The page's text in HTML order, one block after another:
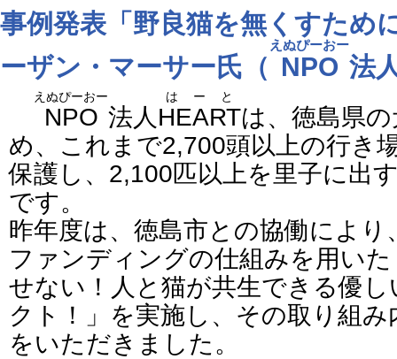
事例発表「野良猫を無くすため
ーザン・マーサー氏（ NPO
えぬぴーおー
法
NPO
えぬぴーおー
法人HEART
はーと
は、徳島県
め、これまで2,700頭以上の行き
保護し、2,100匹以上を里子に出
です。
昨年度は、徳島市との協働によ
ファンディングの仕組みを用い
せない！人と猫が共生できる優
クト！」を実施し、その取り組
をいただきました。